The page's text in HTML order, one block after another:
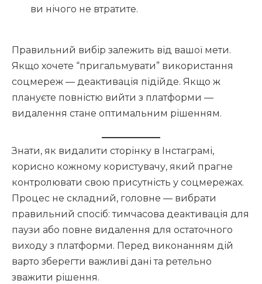
ви нічого не втратите.
Правильний вибір залежить від вашої мети.
Якщо хочете “пригальмувати” використання
соцмереж — деактивація підійде. Якщо ж
плануєте повністю вийти з платформи —
видалення стане оптимальним рішенням.
Знати, як видалити сторінку в Інстаграмі,
корисно кожному користувачу, який прагне
контролювати свою присутність у соцмережах.
Процес не складний, головне — вибрати
правильний спосіб: тимчасова деактивація для
паузи або повне видалення для остаточного
виходу з платформи. Перед виконанням дій
варто зберегти важливі дані та ретельно
зважити рішення.